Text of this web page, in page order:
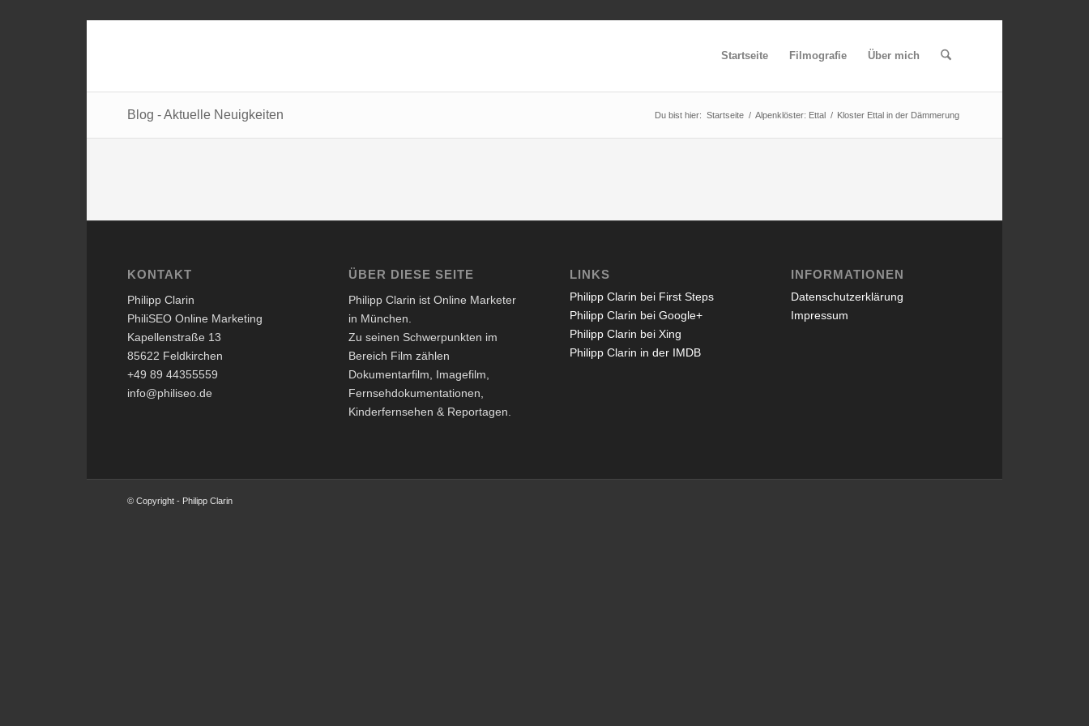
Startseite Filmografie Über mich
Blog - Aktuelle Neuigkeiten Du bist hier: Startseite / Alpenklöster: Ettal / Kloster Ettal in der Dämmerung
KONTAKT
Philipp Clarin
PhiliSEO Online Marketing
Kapellenstraße 13
85622 Feldkirchen
+49 89 44355559
info@philiseo.de
ÜBER DIESE SEITE
Philipp Clarin ist Online Marketer
in München.
Zu seinen Schwerpunkten im
Bereich Film zählen
Dokumentarfilm, Imagefilm,
Fernsehdokumentationen,
Kinderfernsehen & Reportagen.
LINKS
Philipp Clarin bei First Steps
Philipp Clarin bei Google+
Philipp Clarin bei Xing
Philipp Clarin in der IMDB
INFORMATIONEN
Datenschutzerklärung
Impressum
© Copyright - Philipp Clarin